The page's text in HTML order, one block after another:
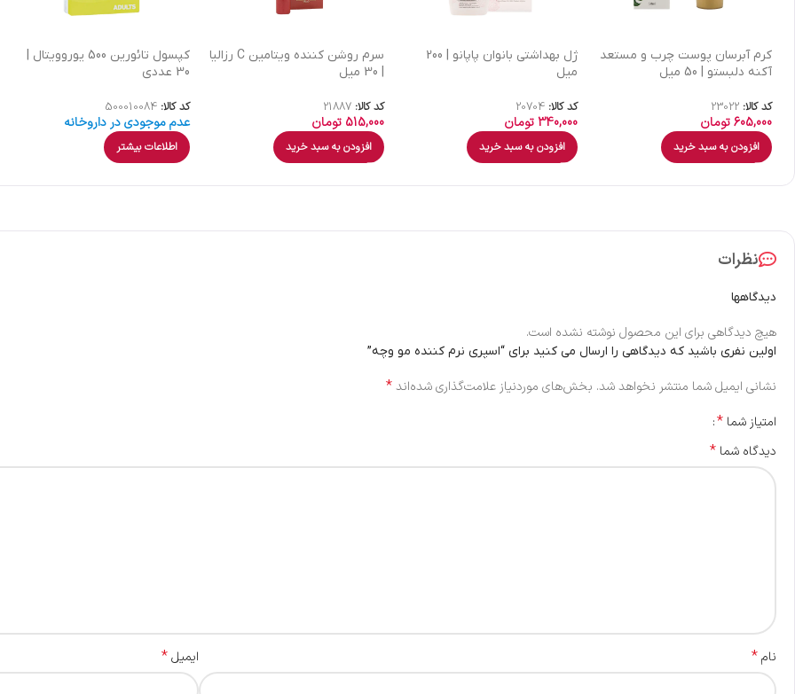
كرم آبرسان پوست چرب و مستعد
آکنه دلبستو | 50 میل
کد کالا: 23022
605,000تومان
افزودن به سبد خرید
ژل بهداشتی بانوان پاپانو | 200
میل
کد کالا: 20704
340,000 تومان
افزودن به سبد خرید
سرم روشن کننده ویتامین C رزالیا
| 30 میل
کد کالا:21887
515,000 تومان
افزودن به سبد خرید
کپسول تائورین 500 یوروویتال |
30 عددی
کد کالا: 500010084
عدم موجودی در داروخانه
اطلاعات بیشتر
نظرات
دیدگاهها
هیچ دیدگاهی برای این محصول نوشته نشده است.
اولین نفری باشید که دیدگاهی را ارسال می کنید برای “اسپری نرم کننده مو وچه”
نشانی ایمیل شما منتشر نخواهد شد. بخش‌های موردنیاز علامت‌گذاری شده‌اند*
امتیاز شما *
دیدگاه شما *
نام* ایمیل*